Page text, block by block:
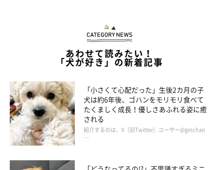
@pomeko_nymz
洗濯物を干す飼い主さんのことを見守っていたポメくん。日常で
はほかにも、クスッと笑ってしまうポメくんの「見守りエピソー
ド」があるそうです。
飼い主さん：
あわせて読みたい！
「犬が好き」の新着記事
「小さくて心配だった」生後2カ月の子
犬は約6年後、ゴハンをモリモリ食べて
たくましく成長！優しさあふれる姿に癒
される
紹介するのは、X（旧Twitter）ユーザー@ginchan
…